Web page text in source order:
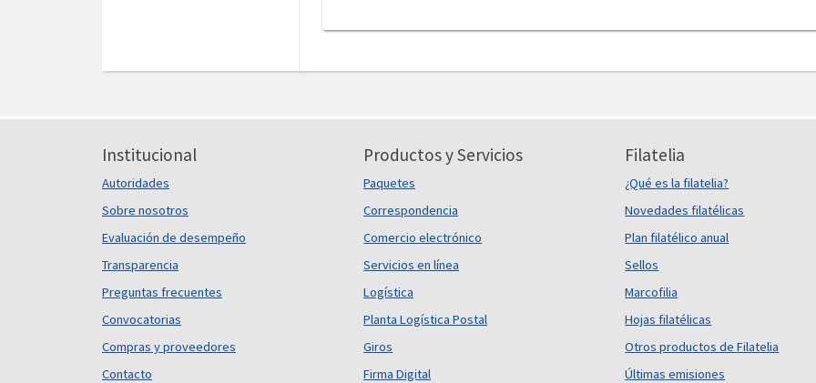
Institucional
Autoridades
Sobre nosotros
Evaluación de desempeño
Transparencia
Preguntas frecuentes
Convocatorias
Compras y proveedores
Contacto
Productos y Servicios
Paquetes
Correspondencia
Comercio electrónico
Servicios en línea
Logística
Planta Logística Postal
Giros
Firma Digital
Filatelia
¿Qué es la filatelia?
Novedades filatélicas
Plan filatélico anual
Sellos
Marcofilia
Hojas filatélicas
Otros productos de Filatelia
Últimas emisiones